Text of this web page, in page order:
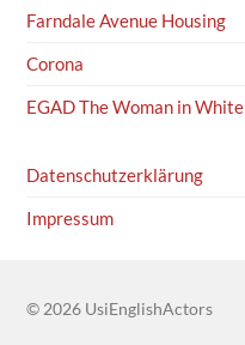
Farndale Avenue Housing
Corona
EGAD The Woman in White
Datenschutzerklärung
Impressum
© 2026 UsiEnglishActors